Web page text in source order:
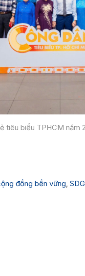
tiêu biểu TPHCM năm
đồng bền vững,